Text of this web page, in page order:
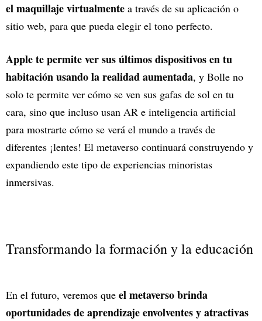
el maquillaje virtualmente a través de su aplicación o
sitio web, para que pueda elegir el tono perfecto.
Apple te permite ver sus últimos dispositivos en tu
habitación usando la realidad aumentada, y Bolle no
solo te permite ver cómo se ven sus gafas de sol en tu
cara, sino que incluso usan AR e inteligencia artificial
para mostrarte cómo se verá el mundo a través de
diferentes ¡lentes! El metaverso continuará construyendo y
expandiendo este tipo de experiencias minoristas
inmersivas.
Transformando la formación y la educación
En el futuro, veremos que el metaverso brinda
oportunidades de aprendizaje envolventes y atractivas